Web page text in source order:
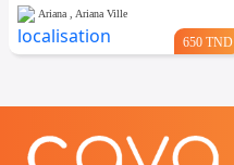
Ariana , Ariana Ville
650 TND